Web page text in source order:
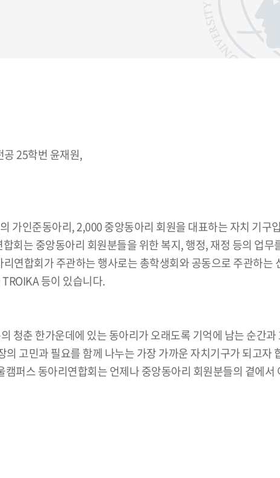
25학번 윤재원,
인준동아리, 2,000 중앙동아리 회원을 대표하는 자치 기구
회는 중앙동아리 회원분들을 위한 복지, 행정, 재정 등의 업무
연합회가 주관하는 행사로는 총학생회와 공동으로 주관하는
등이 있습니다.
청춘 한가운데에 있는 동아리가 오래도록 기억에 남는 순간과
고민과 필요를 함께 나누는 가장 가까운 자치기구가 되고자
퍼스 동아리연합회는 언제나 중앙동아리 회원분들의 곁에서